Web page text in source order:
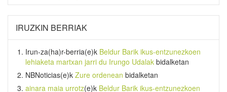
IRUZKIN BERRIAK
Irun-za(ha)r-berria(e)k Beldur Barik ikus-entzunezkoen
lehiaketa martxan jarri du Irungo Udalak bidalketan
NBNoticias(e)k Zure ordenean bidalketan
ainara maia urrotz(e)k Beldur Barik ikus-entzunezkoen